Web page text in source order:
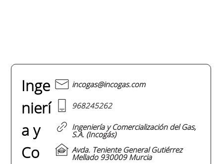
Inge
nierí
a y
Co
incogas@incogas.com
968245262
Ingeniería y Comercialización del Gas,
S.A. (Incogás)
Avda. Teniente General Gutiérrez
Mellado 930009 Murcia